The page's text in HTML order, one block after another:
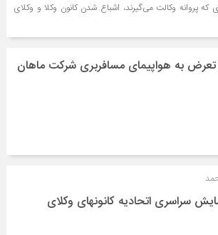
پروانه وکالت می‌گیرند، اشباع شدن کانون وکلا و وکلای
به هواپیمای مسافربری شرکت ماهان
سراسری اتحادیه کانونهای وکلای